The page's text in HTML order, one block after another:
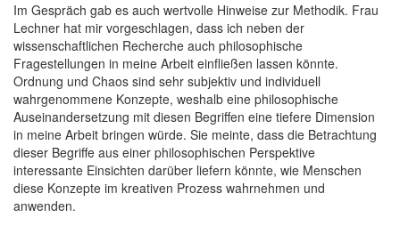
Im Gespräch gab es auch wertvolle Hinweise zur Methodik. Frau
Lechner hat mir vorgeschlagen, dass ich neben der
wissenschaftlichen Recherche auch philosophische
Fragestellungen in meine Arbeit einfließen lassen könnte.
Ordnung und Chaos sind sehr subjektiv und individuell
wahrgenommene Konzepte, weshalb eine philosophische
Auseinandersetzung mit diesen Begriffen eine tiefere Dimension
in meine Arbeit bringen würde. Sie meinte, dass die Betrachtung
dieser Begriffe aus einer philosophischen Perspektive
interessante Einsichten darüber liefern könnte, wie Menschen
diese Konzepte im kreativen Prozess wahrnehmen und
anwenden.